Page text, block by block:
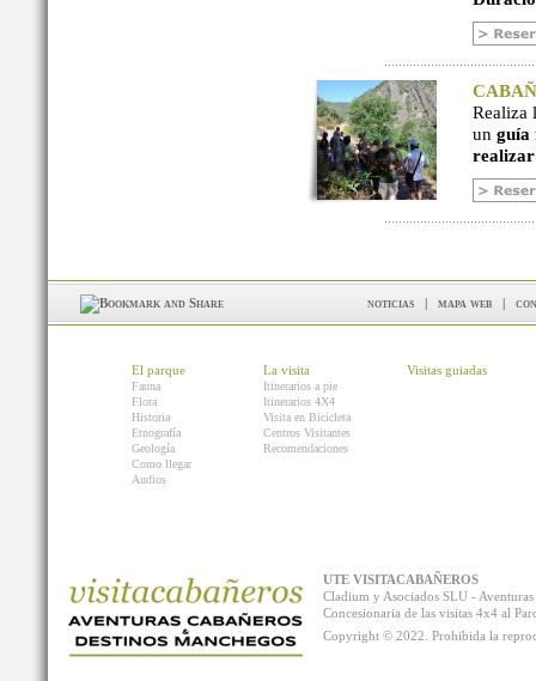
Realiza
un guía
noticias | mapa web |
El parque
Fauna
Flora
Historia
Etnografía
Geología
Como llegar
Audios
La visita
Itinerarios a pie
Itinerarios 4X4
Visita en Bicicleta
Centros Visitantes
Recomendaciones
Visitas guiadas
UTE VISITACABAÑEROS
Cladium y Asociados SLU -
Concesionaria de las visitas 4x4 al
Copyright © 2022. Prohibida la